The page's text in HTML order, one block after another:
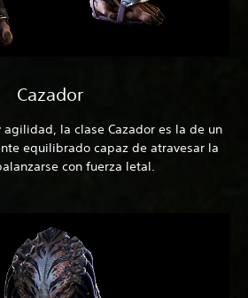
Cazador
la clase Cazador es la de un
equilibrado capaz de atravesar la
con fuerza letal.